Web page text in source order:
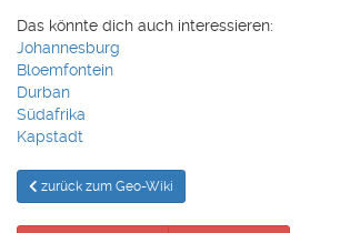
Das könnte dich auch interessieren:
Johannesburg
Bloemfontein
Durban
Südafrika
Kapstadt
zurück zum Geo-Wiki